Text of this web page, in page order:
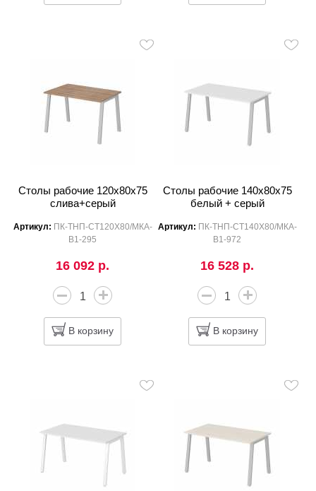
Столы рабочие 120x80x75
слива+серый
Артикул: ПК-ТНП-СТ120Х80/МКА-
В1-295
16 092 р.
В корзину
Столы рабочие 140x80x75
белый + серый
Артикул: ПК-ТНП-СТ140Х80/МКА-
В1-972
16 528 р.
В корзину